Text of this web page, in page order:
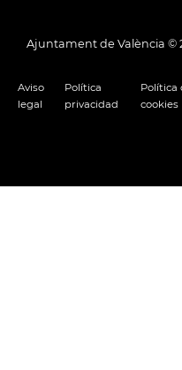
Ajuntament de València ©
Aviso
legal
Política
privacidad
Política
cookies